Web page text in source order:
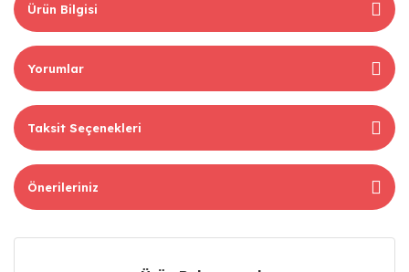
Ürün Bilgisi
Yorumlar
Taksit Seçenekleri
Önerileriniz